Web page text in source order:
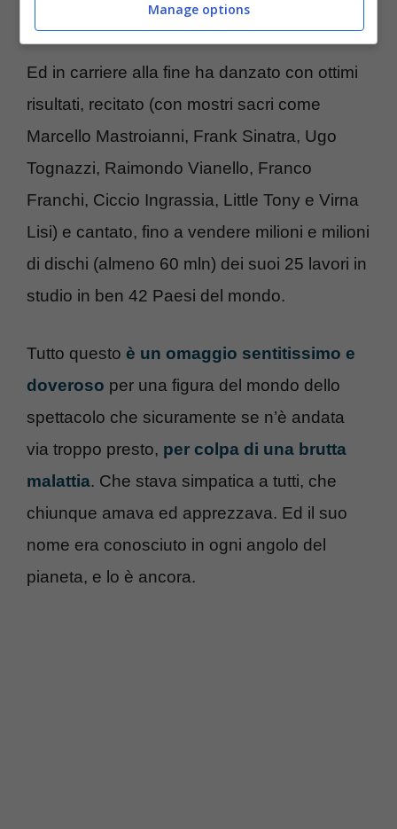
dedicò alla recitazione.
Ed in carriere alla fine ha danzato con ottimi
risultati, recitato (con mostri sacri come
Marcello Mastroianni, Frank Sinatra, Ugo
Tognazzi, Raimondo Vianello, Franco
Franchi, Ciccio Ingrassia, Little Tony e Virna
Lisi) e cantato, fino a vendere milioni e milioni
di dischi (almeno 60 mln) dei suoi 25 lavori in
studio in ben 42 Paesi del mondo.
Tutto questo è un omaggio sentitissimo e
doveroso per una figura del mondo dello
spettacolo che sicuramente se n’è andata
via troppo presto, per colpa di una brutta
malattia. Che stava simpatica a tutti, che
chiunque amava ed apprezzava. Ed il suo
nome era conosciuto in ogni angolo del
pianeta, e lo è ancora.
Manage options